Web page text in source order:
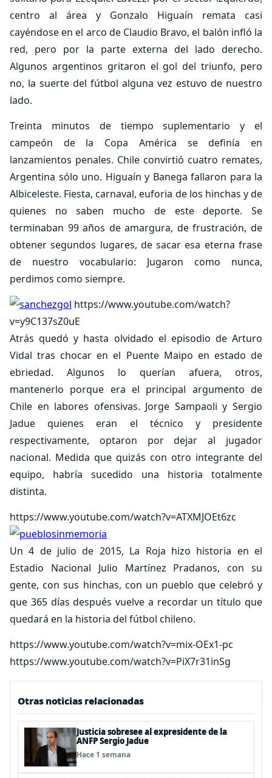
centro al área y Gonzalo Higuaín remata casi
cayéndose en el arco de Claudio Bravo, el balón infló la
red, pero por la parte externa del lado derecho.
Algunos argentinos gritaron el gol del triunfo, pero
no, la suerte del fútbol alguna vez estuvo de nuestro
lado.
Treinta minutos de tiempo suplementario y el
campeón de la Copa América se definía en
lanzamientos penales. Chile convirtió cuatro remates,
Argentina sólo uno. Higuaín y Banega fallaron para la
Albiceleste. Fiesta, carnaval, euforia de los hinchas y de
quienes no saben mucho de este deporte. Se
terminaban 99 años de amargura, de frustración, de
obtener segundos lugares, de sacar esa eterna frase
de nuestro vocabulario: Jugaron como nunca,
perdimos como siempre.
https://www.youtube.com/watch?
v=y9C137sZ0uE
Atrás quedó y hasta olvidado el episodio de Arturo
Vidal tras chocar en el Puente Maipo en estado de
ebriedad. Algunos lo querían afuera, otros,
mantenerlo porque era el principal argumento de
Chile en labores ofensivas. Jorge Sampaoli y Sergio
Jadue quienes eran el técnico y presidente
respectivamente, optaron por dejar al jugador
nacional. Medida que quizás con otro integrante del
equipo, habría sucedido una historia totalmente
distinta.
https://www.youtube.com/watch?v=ATXMJOEt6zc
Un 4 de julio de 2015, La Roja hizo historia en el
Estadio Nacional Julio Martínez Pradanos, con su
gente, con sus hinchas, con un pueblo que celebró y
que 365 días después vuelve a recordar un título que
quedará en la historia del fútbol chileno.
https://www.youtube.com/watch?v=mix-OEx1-pc
https://www.youtube.com/watch?v=PiX7r31inSg
Otras noticias relacionadas
Justicia sobresee al expresidente de la
ANFP Sergio Jadue
Hace 1 semana